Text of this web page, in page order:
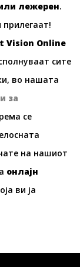
лежерен.
Vision Online
сите
во нашата
за
се
на нашиот
онлајн
ви ја